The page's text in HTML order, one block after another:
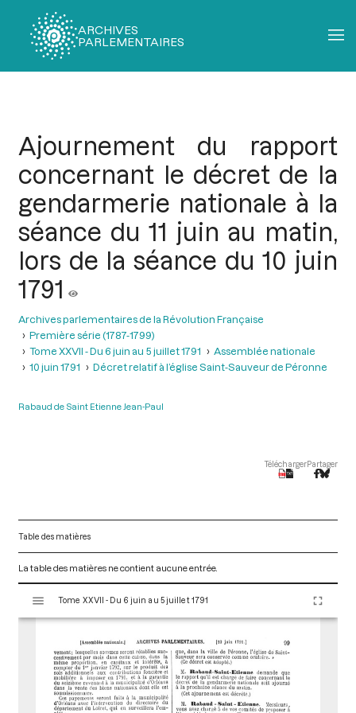
ARCHIVES
PARLEMENTAIRES
Ajournement du rapport
concernant le décret de la
gendarmerie nationale à la
séance du 11 juin au matin,
lors de la séance du 10 juin
1791
Archives parlementaires de la Révolution Française
Première série (1787-1799)
Tome XXVII - Du 6 juin au 5 juillet 1791
Assemblée nationale
10 juin 1791
Décret relatif à l’église Saint-Sauveur de Péronne
Rabaud de Saint Etienne Jean-Paul
TéléchargerPartager
Table des matières
La table des matières ne contient aucune entrée.
s
Tome XXVII - Du 6 juin au 5 juillet 1791